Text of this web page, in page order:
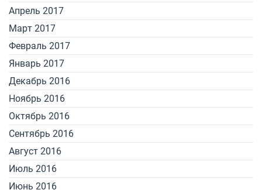
Апрель 2017
Март 2017
Февраль 2017
Январь 2017
Декабрь 2016
Ноябрь 2016
Октябрь 2016
Сентябрь 2016
Август 2016
Июль 2016
Июнь 2016